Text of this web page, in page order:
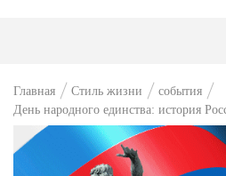
Главная Стиль жизни
события
День народного единства: история